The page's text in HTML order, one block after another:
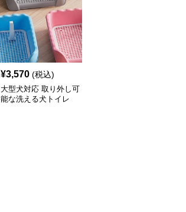
¥3,570 (税込)
大型犬対応 取り外し可
能な洗える犬トイレ